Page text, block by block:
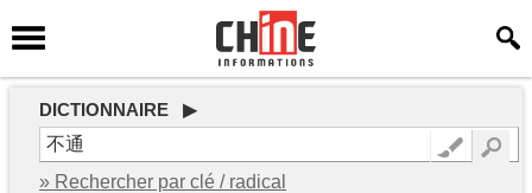
DICTIONNAIRE ▶
» Rechercher par clé / radical